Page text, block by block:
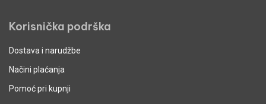
Korisnička podrška
Dostava i narudžbe
Načini plaćanja
Pomoć pri kupnji